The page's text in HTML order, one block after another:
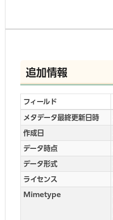
追加情報
フィールド
メタデータ最終更新日時
作成日
データ時点
データ形式
ライセンス
Mimetype